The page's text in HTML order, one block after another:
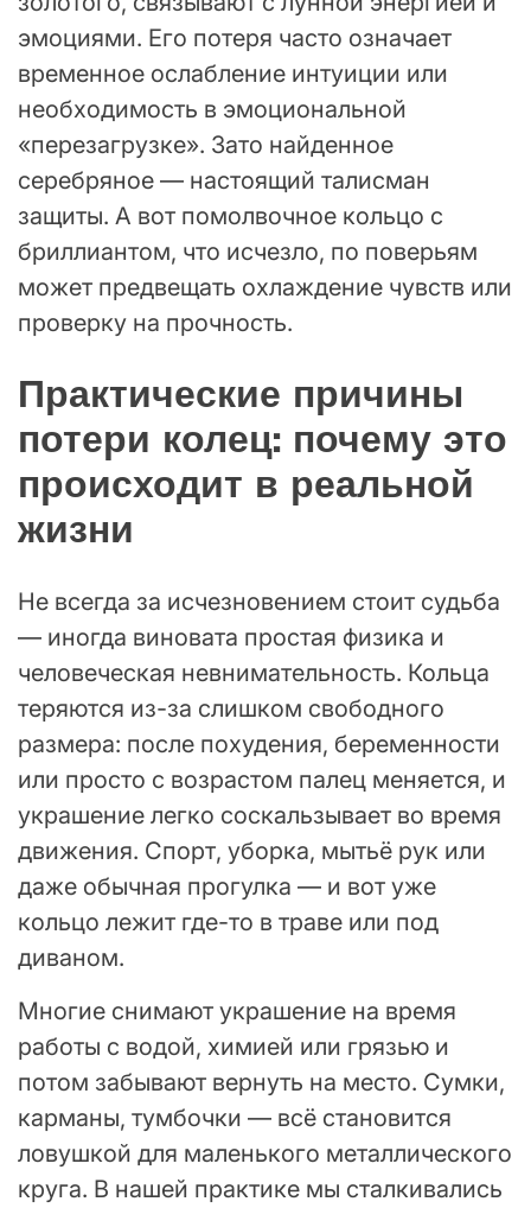
эмоциями. Его потеря часто означает
временное ослабление интуиции или
необходимость в эмоциональной
«перезагрузке». Зато найденное
серебряное — настоящий талисман
защиты. А вот помолвочное кольцо с
бриллиантом, что исчезло, по поверьям
может предвещать охлаждение чувств или
проверку на прочность.
Практические причины
потери колец: почему это
происходит в реальной
жизни
Не всегда за исчезновением стоит судьба
— иногда виновата простая физика и
человеческая невнимательность. Кольца
теряются из-за слишком свободного
размера: после похудения, беременности
или просто с возрастом палец меняется, и
украшение легко соскальзывает во время
движения. Спорт, уборка, мытьё рук или
даже обычная прогулка — и вот уже
кольцо лежит где-то в траве или под
диваном.
Многие снимают украшение на время
работы с водой, химией или грязью и
потом забывают вернуть на место. Сумки,
карманы, тумбочки — всё становится
ловушкой для маленького металлического
круга. В нашей практике мы сталкивались